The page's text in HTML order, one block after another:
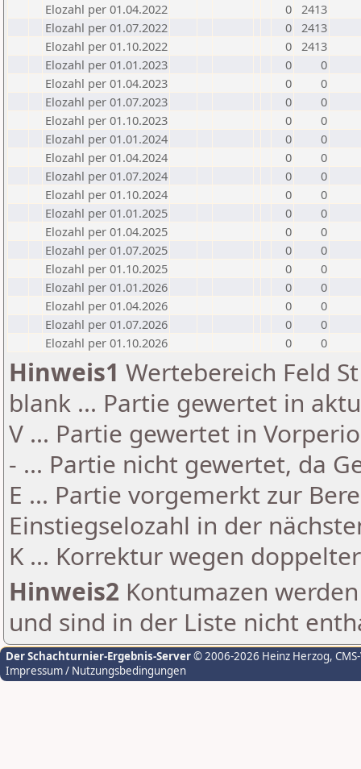
Elozahl per 01.04.2022
0 2413
Elozahl per 01.07.2022
0 2413
Elozahl per 01.10.2022
0 2413
Elozahl per 01.01.2023
0
0
Elozahl per 01.04.2023
0
0
Elozahl per 01.07.2023
0
0
Elozahl per 01.10.2023
0
0
Elozahl per 01.01.2024
0
0
Elozahl per 01.04.2024
0
0
Elozahl per 01.07.2024
0
0
Elozahl per 01.10.2024
0
0
Elozahl per 01.01.2025
0
0
Elozahl per 01.04.2025
0
0
Elozahl per 01.07.2025
0
0
Elozahl per 01.10.2025
0
0
Elozahl per 01.01.2026
0
0
Elozahl per 01.04.2026
0
0
Elozahl per 01.07.2026
0
0
Elozahl per 01.10.2026
0 0
Hinweis1 Wertebereich Feld
blank ... Partie gewertet in
V ... Partie gewertet in
- ... Partie nicht gewertet, da
E ... Partie vorgemerkt zur
Einstiegselozahl in der
K ... Korrektur wegen
Hinweis2 Kontumazen
und sind in der Liste nicht
Der Schachturnier-Ergebnis-Server© 2006-2026 Heinz Herzog,
Impressum / Nutzungsbedingungen